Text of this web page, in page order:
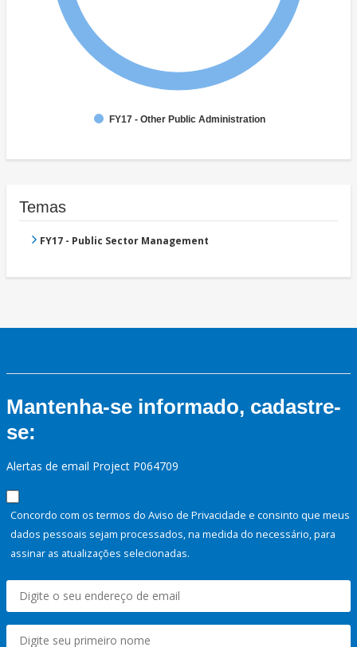
FY17 - Other Public Administration
Temas
FY17 - Public Sector Management
Mantenha-se informado, cadastre-
se:
Alertas de email Project P064709
Concordo com os termos do Aviso de Privacidade e consinto que meus
dados pessoais sejam processados, na medida do necessário, para
assinar as atualizações selecionadas.